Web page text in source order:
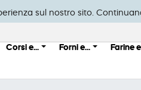
Corsi e... Forni e... Farine
sul nostro sito.